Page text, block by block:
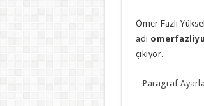
Ömer Fazlı
adı
çıkıyor.
– Paragraf